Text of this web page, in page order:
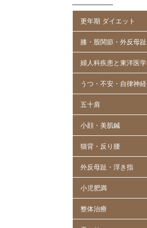
更年期 ダイエット
膝・股関節・外反母趾
婦人科疾患と東洋医学
うつ・不安・自律神経
五十肩
小顔・美肌鍼
猫背・反り腰
外反母趾・浮き指
小児肥満
整体治療